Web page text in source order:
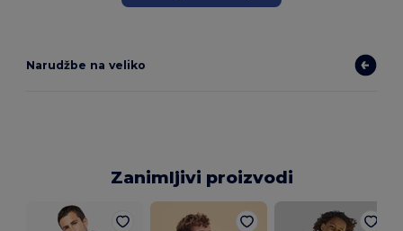
Narudžbe na veliko
Zanimljivi proizvodi